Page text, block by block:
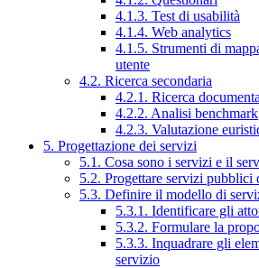
4.1.3. Test di usabilità
4.1.4. Web analytics
4.1.5. Strumenti di
utente
4.2. Ricerca secondaria
4.2.1. Ricerca
4.2.2. Analisi benchmark
4.2.3. Valutazione
5. Progettazione dei servizi
5.1. Cosa sono i servizi e il
5.2. Progettare servizi pubblici
5.3. Definire il modello di
5.3.1. Identificare gli
5.3.2. Formulare la
5.3.3. Inquadrare gli
servizio